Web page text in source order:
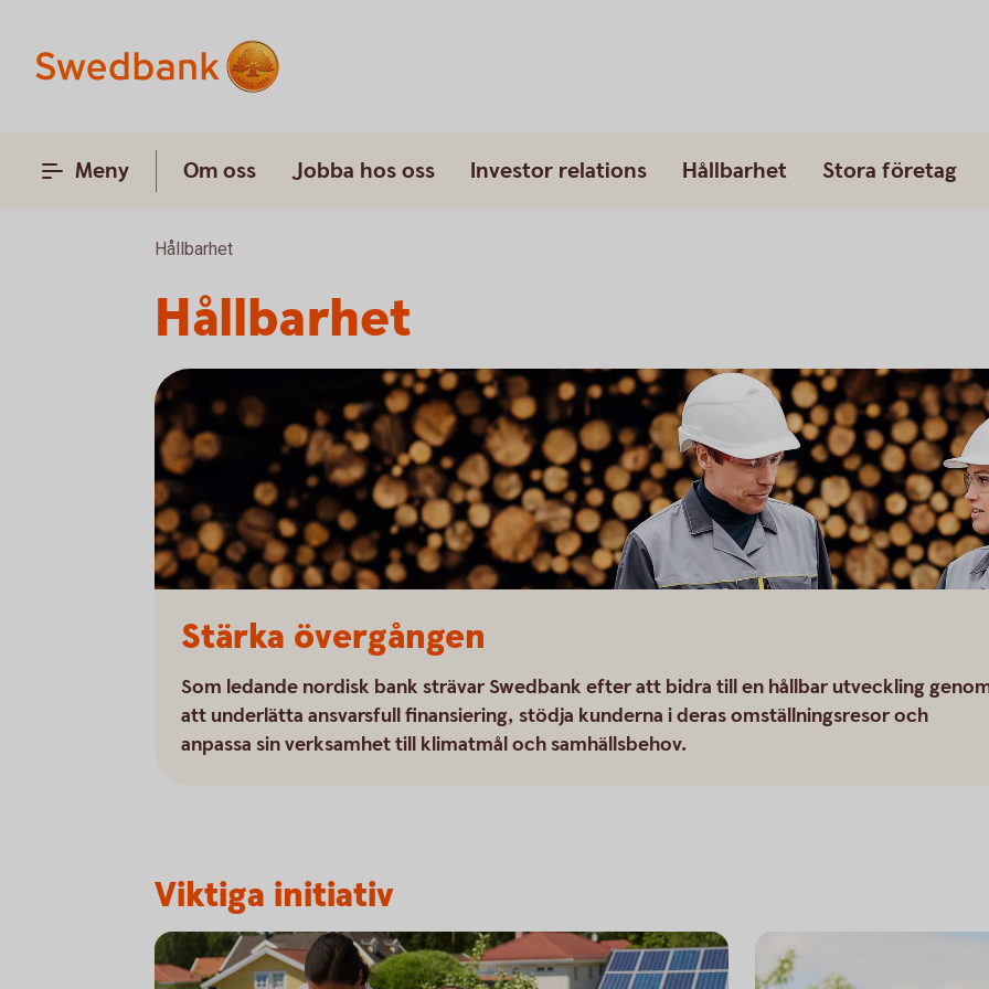
Meny Om oss Jobba hos oss Investor relations Hållbarhet Stora företag
Hållbarhet
Hållbarhet
Stärka övergången
Som ledande nordisk bank strävar Swedbank efter att bidra till en hållbar utveckling
att underlätta ansvarsfull finansiering, stödja kunderna i deras omställningsresor och
anpassa sin verksamhet till klimatmål och samhällsbehov.
Viktiga initiativ